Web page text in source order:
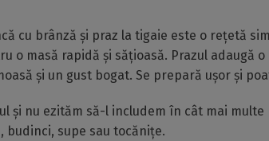
cu brânză și praz la tigaie este o rețetă
o masă rapidă și sățioasă. Prazul adaugă
și un gust bogat. Se prepară ușor și
și nu ezităm să-l includem în cât mai
budinci, supe sau tocănițe.